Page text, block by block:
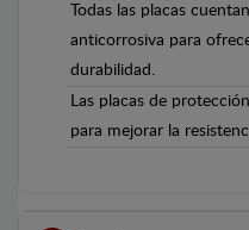
Todas las placas
anticorrosiva para
durabilidad.
Las placas de
para mejorar la